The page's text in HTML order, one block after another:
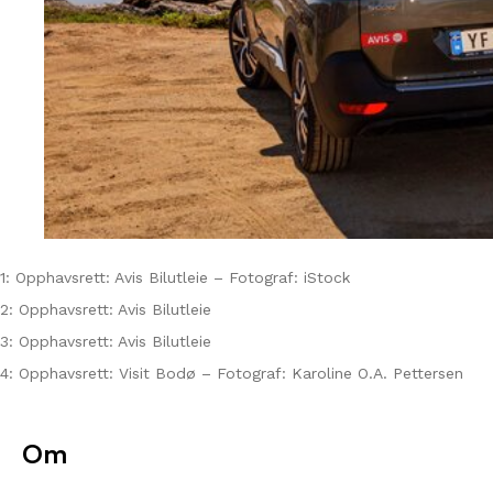
1: Opphavsrett: Avis Bilutleie – Fotograf: iStock
2: Opphavsrett: Avis Bilutleie
3: Opphavsrett: Avis Bilutleie
4: Opphavsrett: Visit Bodø – Fotograf: Karoline O.A. Pettersen
Om